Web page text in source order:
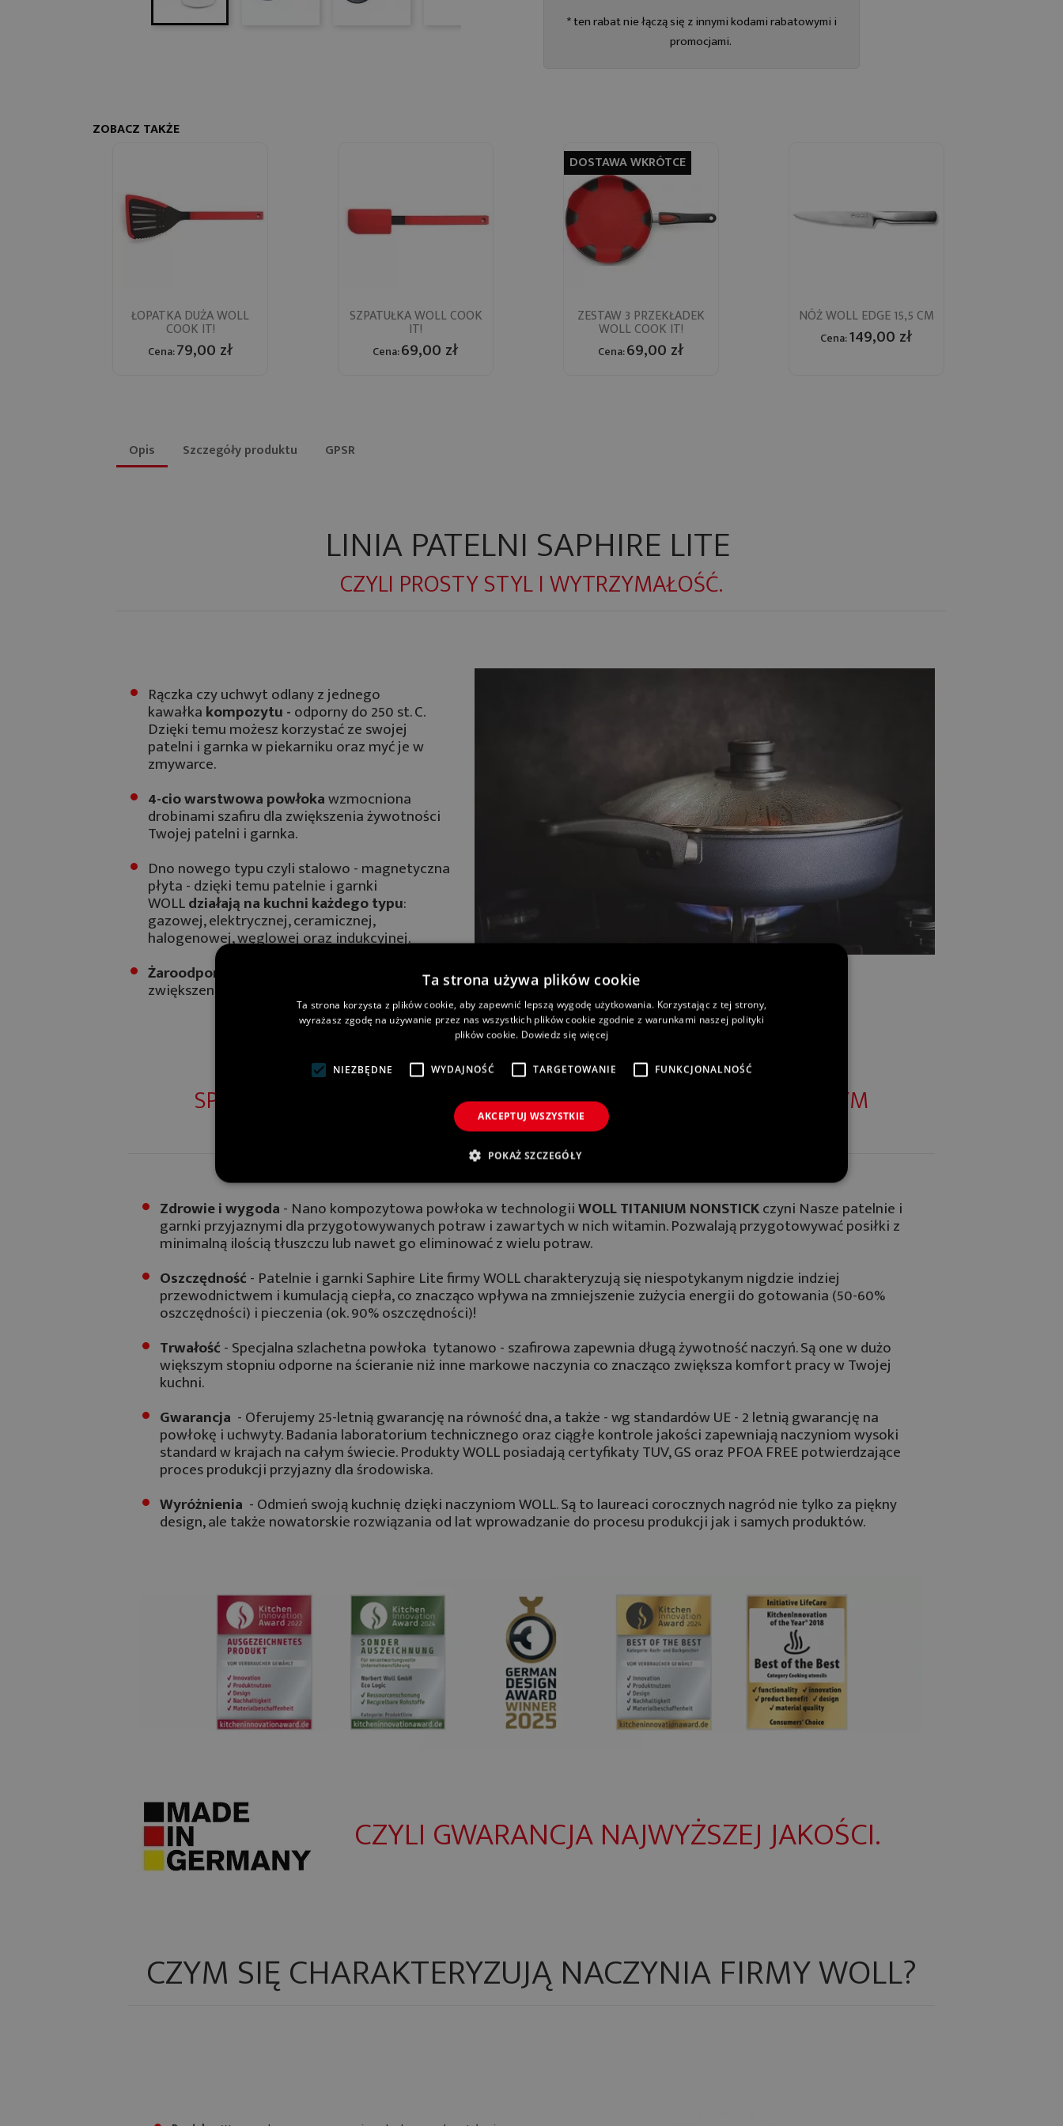
* ten rabat nie łączą się z innymi kodami rabatowymi i
promocjami.
ZOBACZ TAKŻE
Szybki podgląd
ŁOPATKA DUŻA WOLL
COOK IT!
Cena:79,00 zł
Szybki podgląd
SZPATUŁKA WOLL COOK
IT!
Cena:69,00 zł
Szybki podgląd
ZESTAW 3 PRZEKŁADEK
WOLL COOK IT!
Cena:69,00 zł
DOSTAWA WKRÓTCE
Szybki podgląd
NÓŻ WOLL EDGE 15,5 CM
Cena:149,00 zł
Opis Szczegóły produktu GPSR
LINIA PATELNI SAPHIRE LITE
CZYLI PROSTY STYL I WYTRZYMAŁOŚĆ.
Rączka czy uchwyt odlany z jednego
kawałkakompozytu -odporny do 250 st. C.
Dzięki temu możesz korzystać ze swojej
patelni i garnka w piekarniku oraz myć je w
zmywarce.
4-cio warstwowa powłokawzmocniona
drobinami szafiru dla zwiększenia żywotności
Twojej patelni i garnka.
Dno nowego typu czyli stalowo - magnetyczna
płyta - dzięki temu patelnie i garnki
WOLLdziałają na kuchni każdego typu:
gazowej, elektrycznej, ceramicznej,
halogenowej, węglowej oraz indukcyjnej.
Żaroodporna pokrywa
zwiększenia możliwości naczyń WOLL.
KORZYŚCI
SPRAW, ABY GOTOWANIE STAŁO SIĘ PRZYJEMNOŚCIĄ, A NIE NUDNYM
OBOWIĄZKIEM.
Zdrowie i wygoda- Nano kompozytowa powłoka w technologiiWOLL TITANIUM NONSTICKczyni Nasze patelnie i
garnki przyjaznymi dla przygotowywanych potraw i zawartych w nich witamin. Pozwalają przygotowywać posiłki z
minimalną ilością tłuszczu lub nawet go eliminować z wielu potraw.
Oszczędność- Patelnie i garnki Saphire Lite firmy WOLL charakteryzują się niespotykanym nigdzie indziej
przewodnictwem i kumulacją ciepła, co znacząco wpływa na zmniejszenie zużycia energii do gotowania (50-60%
oszczędności) i pieczenia (ok. 90% oszczędności)!
Trwałość- Specjalna szlachetna powłoka tytanowo - szafirowa zapewnia długą żywotność naczyń. Są one w dużo
większym stopniu odporne na ścieranie niż inne markowe naczynia co znacząco zwiększa komfort pracy w Twojej
kuchni.
Gwarancja - Oferujemy 25-letnią gwarancję na równość dna, a także - wg standardów UE - 2 letnią gwarancję na
powłokę i uchwyty. Badania laboratorium technicznego oraz ciągłe kontrole jakości zapewniają naczyniom wysoki
standard w krajach na całym świecie. Produkty WOLL posiadają certyfikaty TUV, GS oraz PFOA FREE potwierdzające
proces produkcji przyjazny dla środowiska.
Wyróżnienia - Odmień swoją kuchnię dzięki naczyniom WOLL. Są to laureaci corocznych nagród nie tylko za piękny
design, ale także nowatorskie rozwiązania od lat wprowadzanie do procesu produkcji jak i samych produktów.
CZYLI GWARANCJA NAJWYŻSZEJ JAKOŚCI.
CZYM SIĘ CHARAKTERYZUJĄ NACZYNIA FIRMY WOLL?
Ta strona używa plików cookie
Ta strona korzysta z plików cookie, aby zapewnić lepszą wygodę użytkowania. Korzystając z tej strony,
wyrażasz zgodę na używanie przez nas wszystkich plików cookie zgodnie z warunkami naszej polityki
plików cookie. Dowiedz się więcej
NIEZBĘDNE WYDAJNOŚĆ TARGETOWANIE FUNKCJONALNOŚĆ
AKCEPTUJ WSZYSTKIE
POKAŻ SZCZEGÓŁY